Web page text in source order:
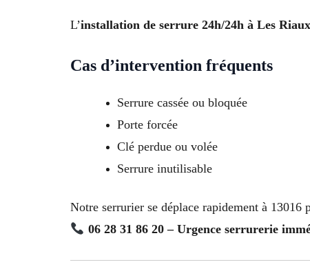
L’installation de serrure 24h/24h à Les
Cas d’intervention fréquents
Serrure cassée ou bloquée
Porte forcée
Clé perdue ou volée
Serrure inutilisable
Notre serrurier se déplace rapidement à
06 28 31 86 20 – Urgence serrurerie